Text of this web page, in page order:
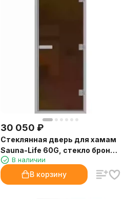
30 050 ₽
Стеклянная дверь для хамам
Sauna-Life 60G, стекло бронза
матовая, 80x200 см.
В наличии
В корзину